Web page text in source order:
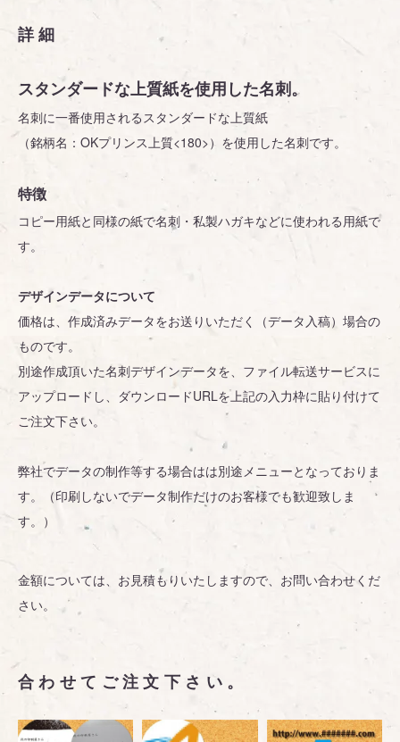
詳細
スタンダードな上質紙を使用した名刺。
名刺に一番使用されるスタンダードな上質紙
（銘柄名：OKプリンス上質<180>）を使用した名刺です。
特徴
コピー用紙と同様の紙で名刺・私製ハガキなどに使われる用紙で
す。
デザインデータについて
価格は、作成済みデータをお送りいただく（データ入稿）場合の
ものです。
別途作成頂いた名刺デザインデータを、ファイル転送サービスに
アップロードし、ダウンロードURLを上記の入力枠に貼り付けて
ご注文下さい。
弊社でデータの制作等する場合はは別途メニューとなっておりま
す。（印刷しないでデータ制作だけのお客様でも歓迎致しま
す。）
金額については、お見積もりいたしますので、お問い合わせくだ
さい。
合わせてご注文下さい。